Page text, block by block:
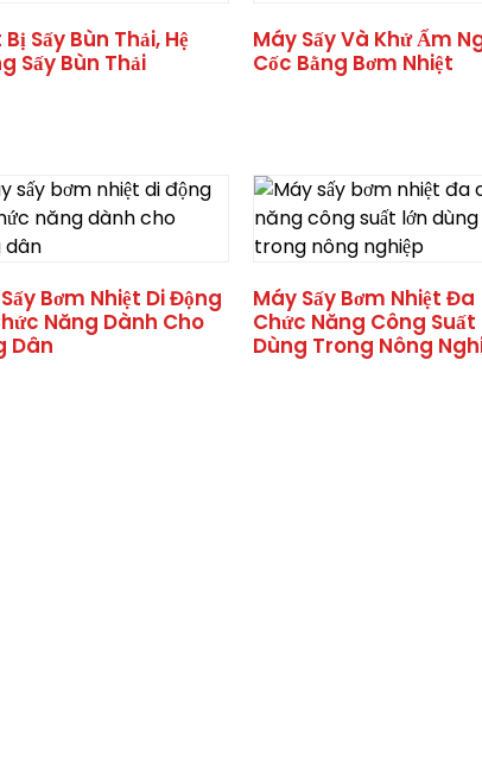
Sấy Bùn Thải, Hệ
Sấy Bùn Thải
Máy Sấy Và Khử Ẩm
Cốc Bằng Bơm Nhiệt
Bơm Nhiệt Di Động
Năng Dành Cho
Dân
Máy Sấy Bơm Nhiệt Đa
Chức Năng Công Suất
Dùng Trong Nông